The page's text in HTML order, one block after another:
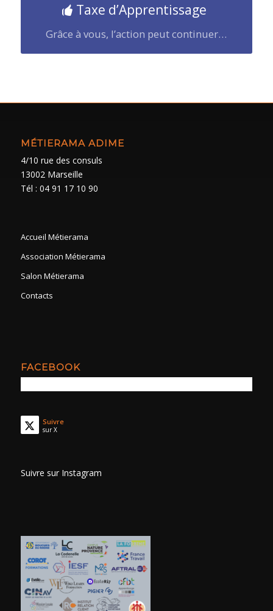
Taxe d’Apprentissage
Grâce à vous, l’action peut continuer…
MÉTIERAMA ADIME
4/10 rue des consuls
13002 Marseille
Tél : 04 91 17 10 90
Accueil Métierama
Association Métierama
Salon Métierama
Contacts
FACEBOOK
Suivre
sur X
Suivre sur Instagram